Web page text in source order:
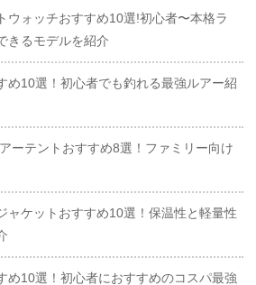
ウォッチおすすめ10選!初心者〜本格ラ
きるモデルを紹介
め10選！初心者でも釣れる最強ルアー紹
ーテントおすすめ8選！ファミリー向け
ャケットおすすめ10選！保温性と軽量性
め10選！初心者におすすめのコスパ最強